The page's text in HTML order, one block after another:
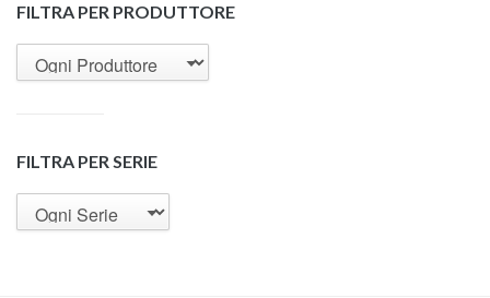
FILTRA PER PRODUTTORE
FILTRA PER SERIE